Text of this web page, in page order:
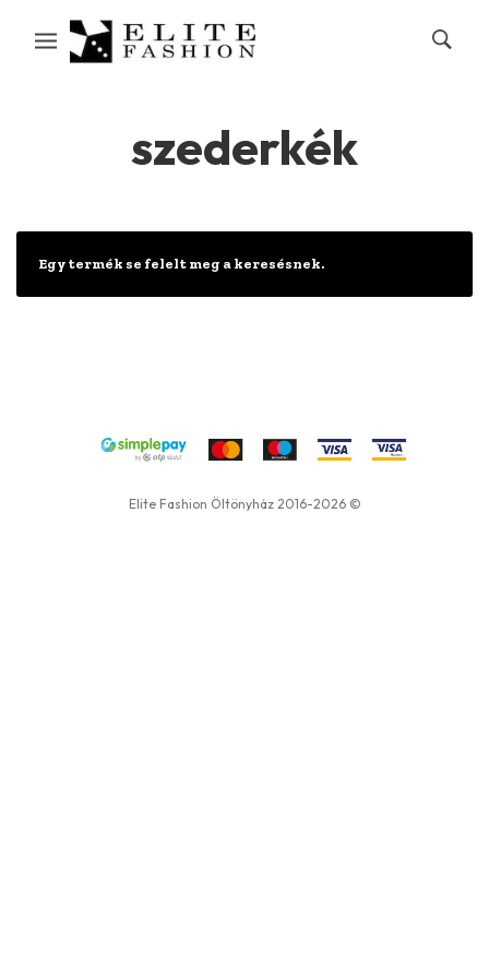
szederkék
Egy termék se felelt meg a keresésnek.
Elite Fashion Öltönyház 2016-2026 ©